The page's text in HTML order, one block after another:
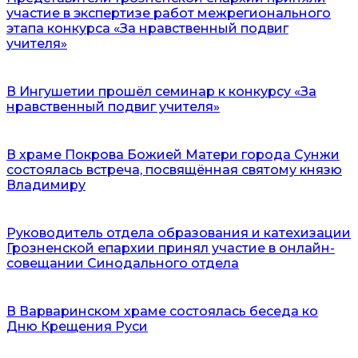
участие в экспертизе работ межрегионального
этапа конкурса «За нравственный подвиг
учителя»
В Ингушетии прошёл семинар к конкурсу «За
нравственный подвиг учителя»
В храме Покрова Божией Матери города Сунжи
состоялась встреча, посвящённая святому князю
Владимиру
Руководитель отдела образования и катехизации
Грозненской епархии принял участие в онлайн-
совещании Синодального отдела
В Варваринском храме состоялась беседа ко
Дню Крещения Руси